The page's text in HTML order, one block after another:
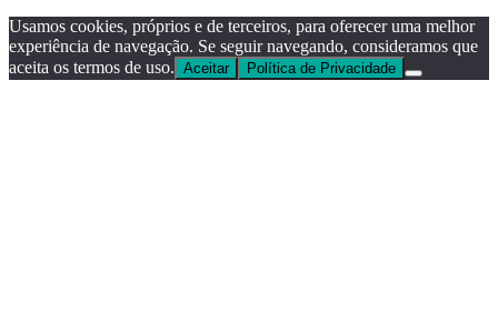
Usamos cookies, próprios e de terceiros, para oferecer uma melhor
experiência de navegação. Se seguir navegando, consideramos que
aceita os termos de uso. Aceitar Política de Privacidade